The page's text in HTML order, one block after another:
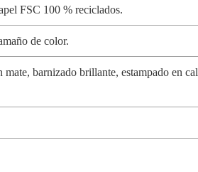
FSC 100 % reciclados.
de color.
barnizado brillante, estampado en